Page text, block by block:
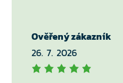
Ověřený zákazník
26. 7. 2026